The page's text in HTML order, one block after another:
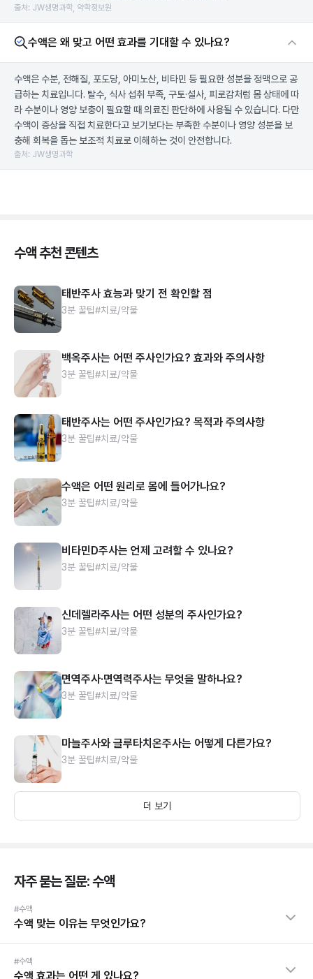
출처: JW생명과학, 약학정보원
수액은 왜 맞고 어떤 효과를 기대할 수 있나요?
수액은 수분, 전해질, 포도당, 아미노산, 비타민 등 필요한 성분을 정맥으로 공
급하는 치료입니다. 탈수, 식사 섭취 부족, 구토·설사, 피로감처럼 몸 상태에 따
라 수분이나 영양 보충이 필요할 때 의료진 판단하에 사용될 수 있습니다. 다만
수액이 증상을 직접 치료한다고 보기보다는 부족한 수분이나 영양 성분을 보
충해 회복을 돕는 보조적 치료로 이해하는 것이 안전합니다.
출처: JW생명과학
수액 추천 콘텐츠
태반주사 효능과 맞기 전 확인할 점
3분 꿀팁#치료/약물
백옥주사는 어떤 주사인가요? 효과와 주의사항
3분 꿀팁#치료/약물
태반주사는 어떤 주사인가요? 목적과 주의사항
3분 꿀팁#치료/약물
수액은 어떤 원리로 몸에 들어가나요?
3분 꿀팁#치료/약물
비타민D주사는 언제 고려할 수 있나요?
3분 꿀팁#치료/약물
신데렐라주사는 어떤 성분의 주사인가요?
3분 꿀팁#치료/약물
면역주사·면역력주사는 무엇을 말하나요?
3분 꿀팁#치료/약물
마늘주사와 글루타치온주사는 어떻게 다른가요?
3분 꿀팁#치료/약물
더 보기
자주 묻는 질문: 수액
#수액
수액 맞는 이유는 무엇인가요?
#수액
수액 효과는 어떤 게 있나요?